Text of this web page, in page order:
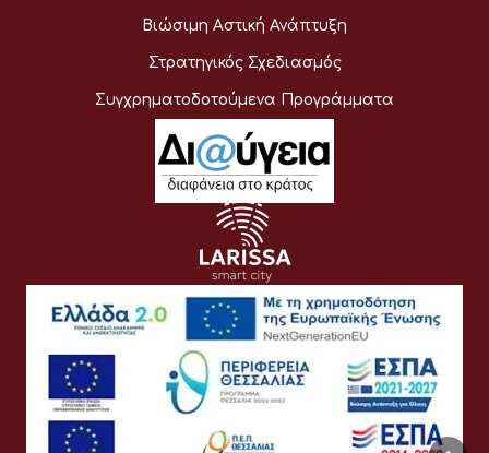
Βιώσιμη Αστική Ανάπτυξη
Στρατηγικός Σχεδιασμός
Συγχρηματοδοτούμενα Προγράμματα